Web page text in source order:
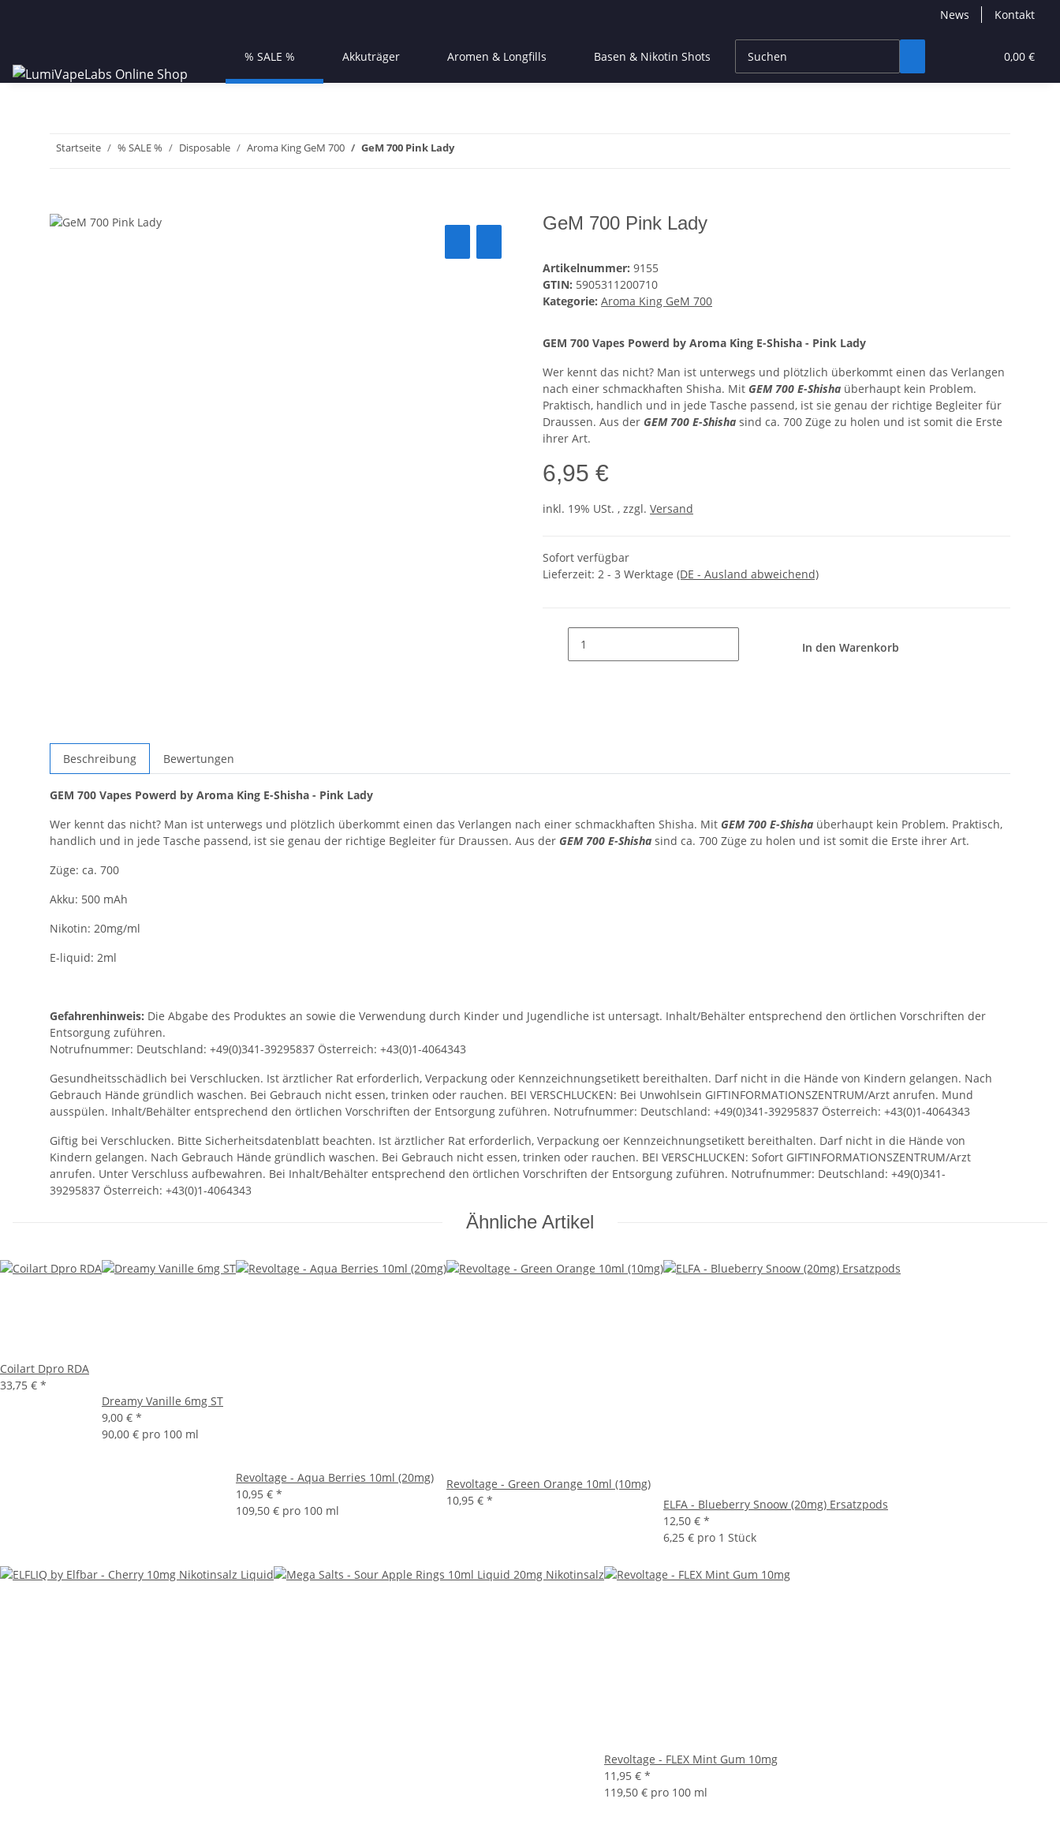
News Kontakt
0,00 €
% SALE % Akkuträger Aromen & Longfills Basen & Nikotin Shots CBD Products High End
Startseite % SALE % Disposable Aroma King GeM 700 GeM 700 Pink Lady
GeM 700 Pink Lady
Artikelnummer: 9155
GTIN: 5905311200710
Kategorie: Aroma King GeM 700
GEM 700 Vapes Powerd by Aroma King E-Shisha - Pink Lady
Wer kennt das nicht? Man ist unterwegs und plötzlich überkommt einen das Verlangen
nach einer schmackhaften Shisha. Mit GEM 700 E-Shisha überhaupt kein Problem.
Praktisch, handlich und in jede Tasche passend, ist sie genau der richtige Begleiter für
Draussen. Aus der GEM 700 E-Shisha sind ca. 700 Züge zu holen und ist somit die Erste
ihrer Art.
6,95 €
inkl. 19% USt. , zzgl. Versand
Sofort verfügbar
Lieferzeit: 2 - 3 Werktage (DE - Ausland abweichend)
In den Warenkorb
Beschreibung Bewertungen
GEM 700 Vapes Powerd by Aroma King E-Shisha - Pink Lady
Wer kennt das nicht? Man ist unterwegs und plötzlich überkommt einen das Verlangen nach einer schmackhaften Shisha. Mit GEM 700 E-Shisha überhaupt kein Problem. Praktisch,
handlich und in jede Tasche passend, ist sie genau der richtige Begleiter für Draussen. Aus der GEM 700 E-Shisha sind ca. 700 Züge zu holen und ist somit die Erste ihrer Art.
Züge: ca. 700
Akku: 500 mAh
Nikotin: 20mg/ml
E-liquid: 2ml
Gefahrenhinweis: Die Abgabe des Produktes an sowie die Verwendung durch Kinder und Jugendliche ist untersagt. Inhalt/Behälter entsprechend den örtlichen Vorschriften der
Entsorgung zuführen.
Notrufnummer: Deutschland: +49(0)341-39295837 Österreich: +43(0)1-4064343
Gesundheitsschädlich bei Verschlucken. Ist ärztlicher Rat erforderlich, Verpackung oder Kennzeichnungsetikett bereithalten. Darf nicht in die Hände von Kindern gelangen. Nach
Gebrauch Hände gründlich waschen. Bei Gebrauch nicht essen, trinken oder rauchen. BEI VERSCHLUCKEN: Bei Unwohlsein GIFTINFORMATIONSZENTRUM/Arzt anrufen. Mund
ausspülen. Inhalt/Behälter entsprechend den örtlichen Vorschriften der Entsorgung zuführen. Notrufnummer: Deutschland: +49(0)341-39295837 Österreich: +43(0)1-4064343
Giftig bei Verschlucken. Bitte Sicherheitsdatenblatt beachten. Ist ärztlicher Rat erforderlich, Verpackung oer Kennzeichnungsetikett bereithalten. Darf nicht in die Hände von
Kindern gelangen. Nach Gebrauch Hände gründlich waschen. Bei Gebrauch nicht essen, trinken oder rauchen. BEI VERSCHLUCKEN: Sofort GIFTINFORMATIONSZENTRUM/Arzt
anrufen. Unter Verschluss aufbewahren. Bei Inhalt/Behälter entsprechend den örtlichen Vorschriften der Entsorgung zuführen. Notrufnummer: Deutschland: +49(0)341-
39295837 Österreich: +43(0)1-4064343
Ähnliche Artikel
Coilart Dpro RDA
33,75 € *
Dreamy Vanille 6mg ST
9,00 € *
90,00 € pro 100 ml
Revoltage - Aqua Berries 10ml (20mg)
10,95 € *
109,50 € pro 100 ml
Revoltage - Green Orange 10ml (10mg)
10,95 € *
ELFA - Blueberry Snoow (20mg) Ersatzpods
12,50 € *
6,25 € pro 1 Stück
Revoltage - FLEX Mint Gum 10mg
11,95 € *
119,50 € pro 100 ml